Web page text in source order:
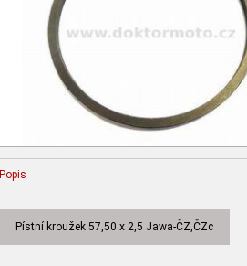
Popis
Pístní kroužek 57,50 x 2,5 Jawa-ČZ,ČZc